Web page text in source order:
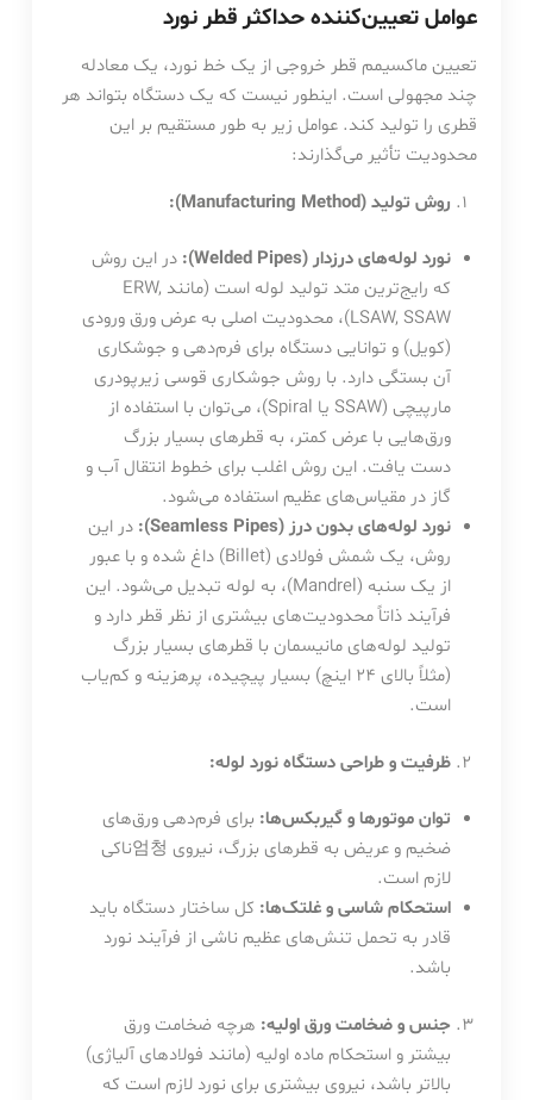
عوامل تعیین‌کننده حداکثر قطر نورد
تعیین ماکسیمم قطر خروجی از یک خط نورد، یک معادله
چند مجهولی است. اینطور نیست که یک دستگاه بتواند هر
قطری را تولید کند. عوامل زیر به طور مستقیم بر این
محدودیت تأثیر می‌گذارند:
روش تولید (Manufacturing Method):
نورد لوله‌های درزدار (Welded Pipes):
در این روش
که رایج‌ترین متد تولید لوله است (مانند ERW,
LSAW, SSAW)، محدودیت اصلی به عرض ورق ورودی
(کویل) و توانایی دستگاه برای فرم‌دهی و جوشکاری
آن بستگی دارد. با روش جوشکاری قوسی زیرپودری
مارپیچی (SSAW یا Spiral)، می‌توان با استفاده از
ورق‌هایی با عرض کمتر، به قطرهای بسیار بزرگ
دست یافت. این روش اغلب برای خطوط انتقال آب و
گاز در مقیاس‌های عظیم استفاده می‌شود.
نورد لوله‌های بدون درز (Seamless Pipes):
در این
روش، یک شمش فولادی (Billet) داغ شده و با عبور
از یک سنبه (Mandrel)، به لوله تبدیل می‌شود. این
فرآیند ذاتاً محدودیت‌های بیشتری از نظر قطر دارد و
تولید لوله‌های مانیسمان با قطرهای بسیار بزرگ
(مثلاً بالای ۲۴ اینچ) بسیار پیچیده، پرهزینه و کم‌یاب
است.
ظرفیت و طراحی دستگاه نورد لوله:
توان موتورها و گیربکس‌ها: برای فرم‌دهی ورق‌های
ضخیم و عریض به قطرهای بزرگ، نیروی 엄청ناکی
لازم است.
استحکام شاسی و غلتک‌ها: کل ساختار دستگاه باید
قادر به تحمل تنش‌های عظیم ناشی از فرآیند نورد
باشد.
جنس و ضخامت ورق اولیه: هرچه ضخامت ورق
بیشتر و استحکام ماده اولیه (مانند فولادهای آلیاژی)
بالاتر باشد، نیروی بیشتری برای نورد لازم است که